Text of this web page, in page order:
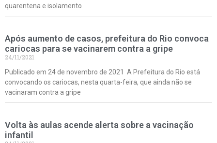
quarentena e isolamento
Após aumento de casos, prefeitura do Rio convoca
cariocas para se vacinarem contra a gripe
24/11/2021
Publicado em 24 de novembro de 2021 A Prefeitura do Rio está
convocando os cariocas, nesta quarta-feira, que ainda não se
vacinaram contra a gripe
Volta às aulas acende alerta sobre a vacinação
infantil